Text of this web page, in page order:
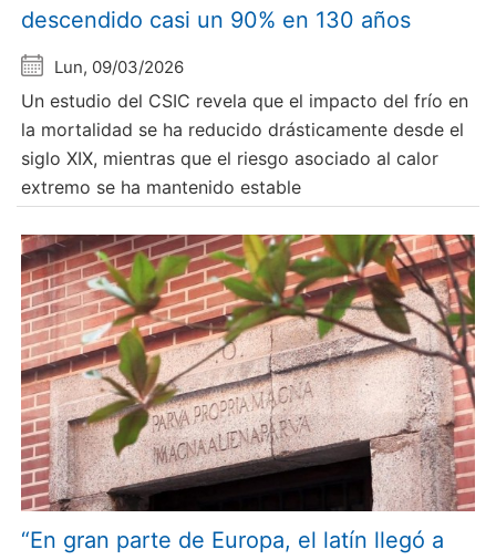
descendido casi un 90% en 130 años
Lun, 09/03/2026
Un estudio del CSIC revela que el impacto del frío en
la mortalidad se ha reducido drásticamente desde el
siglo XIX, mientras que el riesgo asociado al calor
extremo se ha mantenido estable
“En gran parte de Europa, el latín llegó a